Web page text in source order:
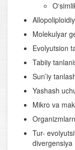
Molekulyar
Evolyutsion
Tabiiy
Sun’iy
Yashash
Mikro va
Tur-
divergensiya